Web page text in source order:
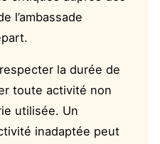
l’ambassade
la durée de
toute activité non
utilisée. Un
inadaptée peut